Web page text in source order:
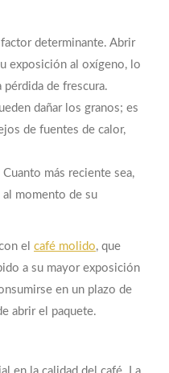
determinante. Abrir
exposición al oxígeno, lo
de frescura.
dañar los granos; es
de fuentes de calor,
más reciente sea,
al momento de su
el café molido, que
a su mayor exposición
en un plazo de
abrir el paquete.